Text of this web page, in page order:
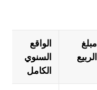
مبلغ
الربيع
الواقع
السنوي
الكامل